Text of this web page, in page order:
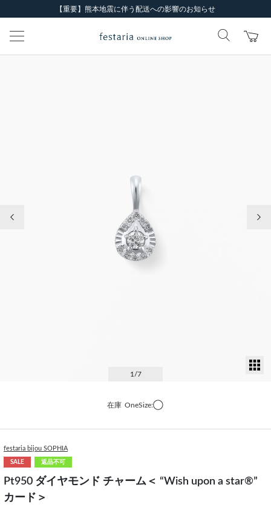
【重要】熊本地震に伴う配送への影響のお知らせ
1 /7
在庫 OneSize:◯
festaria bijou SOPHIA
SALE 返品不可
Pt950 ダイヤモンド チャーム＜ “Wish upon a star®”
カード＞